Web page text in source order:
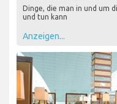
Dinge, die man in und um
und tun kann
Anzeigen...